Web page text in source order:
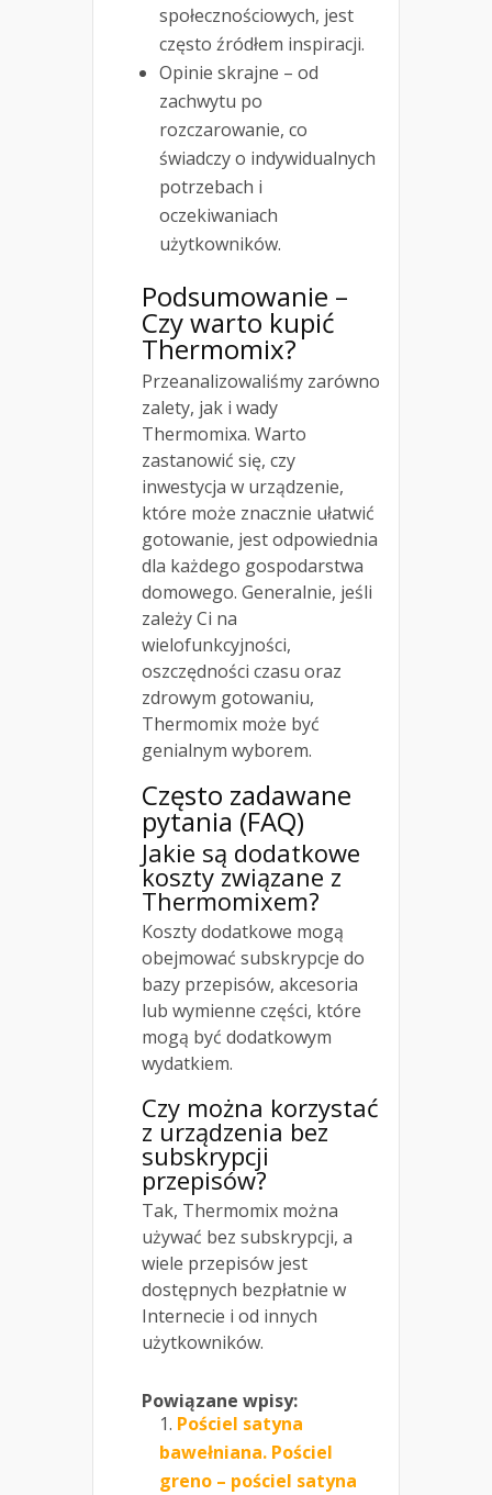
społecznościowych, jest
często źródłem inspiracji.
Opinie skrajne – od
zachwytu po
rozczarowanie, co
świadczy o indywidualnych
potrzebach i
oczekiwaniach
użytkowników.
Podsumowanie –
Czy warto kupić
Thermomix?
Przeanalizowaliśmy zarówno
zalety, jak i wady
Thermomixa. Warto
zastanowić się, czy
inwestycja w urządzenie,
które może znacznie ułatwić
gotowanie, jest odpowiednia
dla każdego gospodarstwa
domowego. Generalnie, jeśli
zależy Ci na
wielofunkcyjności,
oszczędności czasu oraz
zdrowym gotowaniu,
Thermomix może być
genialnym wyborem.
Często zadawane
pytania (FAQ)
Jakie są dodatkowe
koszty związane z
Thermomixem?
Koszty dodatkowe mogą
obejmować subskrypcje do
bazy przepisów, akcesoria
lub wymienne części, które
mogą być dodatkowym
wydatkiem.
Czy można korzystać
z urządzenia bez
subskrypcji
przepisów?
Tak, Thermomix można
używać bez subskrypcji, a
wiele przepisów jest
dostępnych bezpłatnie w
Internecie i od innych
użytkowników.
Powiązane wpisy:
Pościel satyna
bawełniana. Pościel
greno – pościel satyna